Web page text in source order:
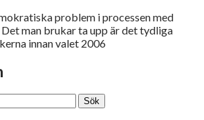
problem i processen med
man brukar ta upp är det tydliga
innan valet 2006
Sök